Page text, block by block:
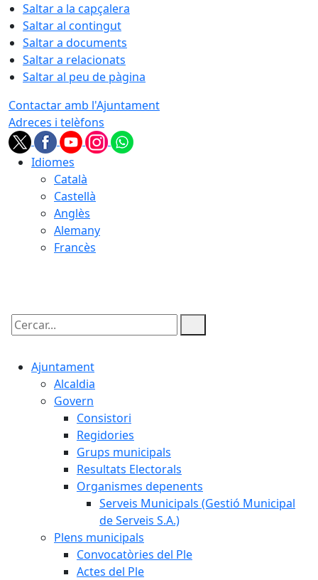
Saltar a la capçalera
Saltar al contingut
Saltar a documents
Saltar a relacionats
Saltar al peu de pàgina
Contactar amb l'Ajuntament
Adreces i telèfons
Idiomes
Català
Castellà
Anglès
Alemany
Francès
Cercar:
Ajuntament
Alcaldia
Govern
Consistori
Regidories
Grups municipals
Resultats Electorals
Organismes depenents
Serveis Municipals (Gestió Municipal
de Serveis S.A.)
Plens municipals
Convocatòries del Ple
Actes del Ple